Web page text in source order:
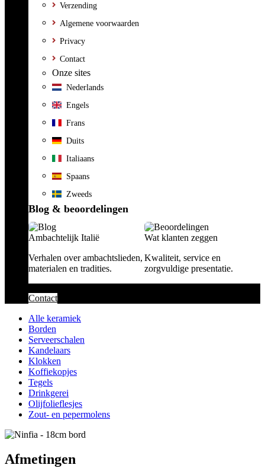
Verzending
Algemene voorwaarden
Privacy
Contact
Onze sites
Nederlands
Engels
Frans
Duits
Italiaans
Spaans
Zweeds
Blog & beoordelingen
Ambachtelijk Italië
Verhalen over ambachtslieden,
materialen en tradities.
Wat klanten zeggen
Kwaliteit, service en
zorgvuldige presentatie.
Contact
Alle keramiek
Borden
Serveerschalen
Kandelaars
Klokken
Koffiekopjes
Tegels
Drinkgerei
Olijfolieflesjes
Zout- en pepermolens
Afmetingen